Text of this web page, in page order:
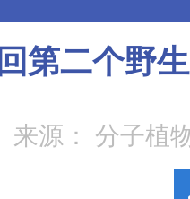
第二个野
来源： 分子植